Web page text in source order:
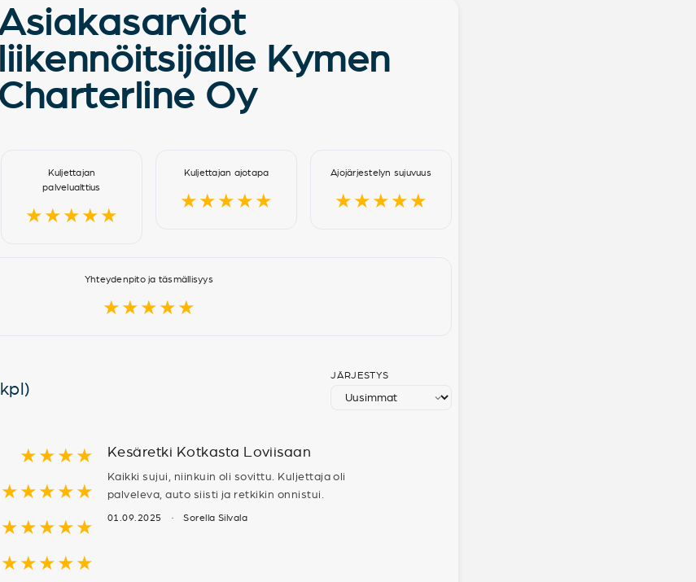
liikennöitsijälle Kymen
Charterline Oy
Kuljettajan
palvelualttius
★★★★★
Kuljettajan ajotapa
★★★★★
Ajojärjestelyn sujuvuus
★★★★★
Yhteydenpito ja täsmällisyys
★★★★★
JÄRJESTYS
★★★★
★★★★★
★★★★★
★★★★★
Kesäretki Kotkasta Loviisaan
Kaikki sujui, niinkuin oli sovittu. Kuljettaja oli
palveleva, auto siisti ja retkikin onnistui.
01.09.2025 · Sorella Silvala